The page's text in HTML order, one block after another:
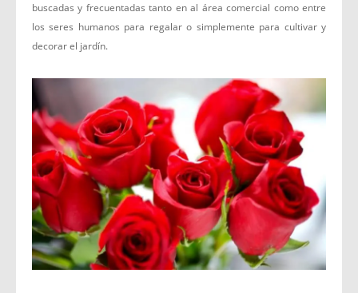
buscadas y frecuentadas tanto en al área comercial como entre
los seres humanos para regalar o simplemente para cultivar y
decorar el jardín.